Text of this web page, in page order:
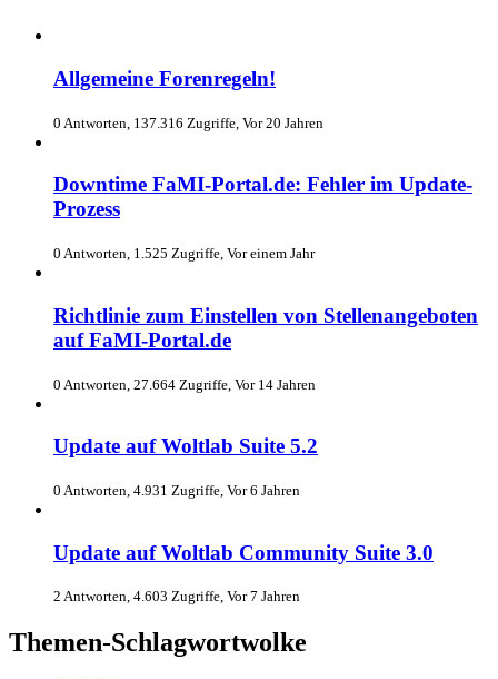
Allgemeine Forenregeln!
0 Antworten, 137.316 Zugriffe, Vor 20 Jahren
Downtime FaMI-Portal.de: Fehler im Update-
Prozess
0 Antworten, 1.525 Zugriffe, Vor einem Jahr
Richtlinie zum Einstellen von Stellenangeboten
auf FaMI-Portal.de
0 Antworten, 27.664 Zugriffe, Vor 14 Jahren
Update auf Woltlab Suite 5.2
0 Antworten, 4.931 Zugriffe, Vor 6 Jahren
Update auf Woltlab Community Suite 3.0
2 Antworten, 4.603 Zugriffe, Vor 7 Jahren
Themen-Schlagwortwolke